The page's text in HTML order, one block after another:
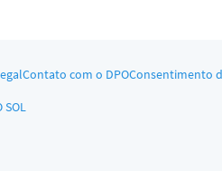
Contato com o DPOConsentimento
SOL